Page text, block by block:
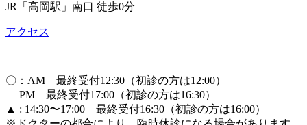
JR「高岡駅」南口 徒歩0分
アクセス
〇：AM 最終受付12:30（初診の方は12:00）
PM 最終受付17:00（初診の方は16:30）
▲ : 14:30〜17:00 最終受付16:30（初診の方は16:00）